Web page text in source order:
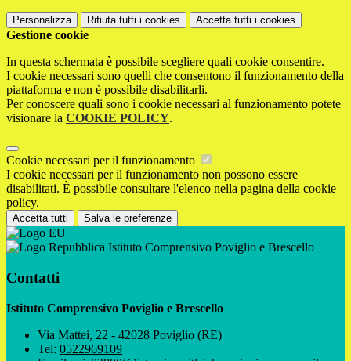
Personalizza Rifiuta tutti i cookies Accetta tutti i cookies
Gestione cookie
In questa schermata è possibile scegliere quali cookie consentire.
I cookie necessari sono quelli che consentono il funzionamento della
piattaforma e non è possibile disabilitarli.
Per conoscere quali sono i cookie necessari al funzionamento potete
visionare la COOKIE POLICY.
Cookie necessari per il funzionamento
I cookie necessari per il funzionamento non possono essere
disabilitati. È possibile consultare l'elenco nella pagina della cookie
policy.
Accetta tutti Salva le preferenze
Istituto Comprensivo Poviglio e Brescello
Contatti
Istituto Comprensivo Poviglio e Brescello
Via Mattei, 22 - 42028 Poviglio (RE)
Tel: 0522969109